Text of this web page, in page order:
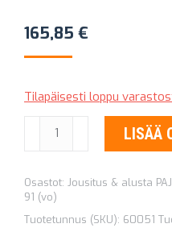
165,85 €
Tilapäisesti loppu
ISKUNVAIMENNIN
OLD
EMU
SPORT
LISÄÄ
Osastot: Jousitus & alusta
91 (vo)
Tuotetunnus (SKU): 60051